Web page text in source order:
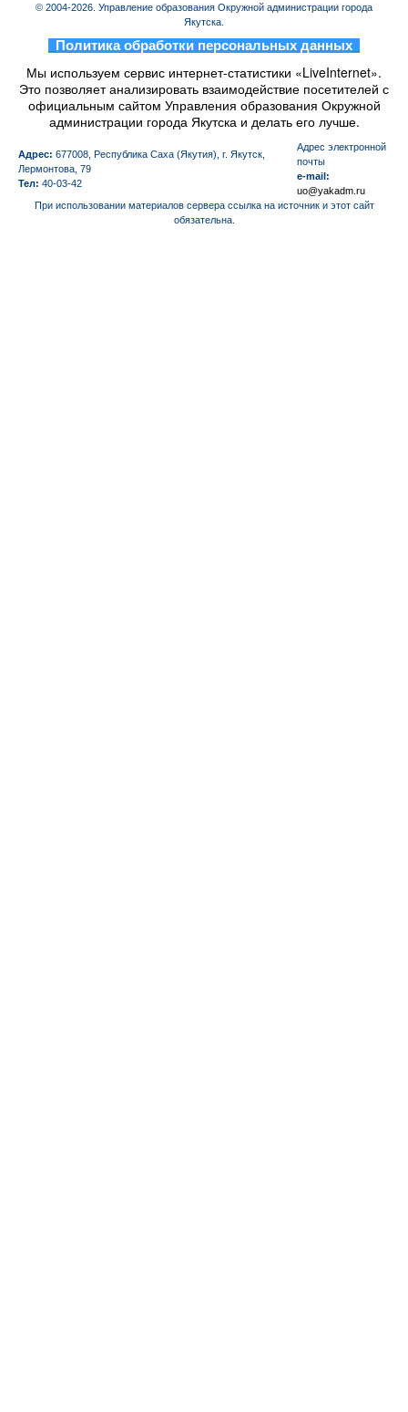
© 2004-2026. Управление образования Окружной администрации города
Якутска.
Политика обработки персональных данных
Мы используем сервис интернет-статистики «LiveInternet».
Это позволяет анализировать взаимодействие посетителей с
официальным сайтом Управления образования Окружной
администрации города Якутска и делать его лучше.
Адрес: 677008, Республика Саха (Якутия), г. Якутск,
Лермонтова, 79
Тел: 40-03-42
Aдрес электронной
почты
e-mail:
uo@yakadm.ru
При использовании материалов сервера ссылка на источник и этот сайт
обязательна.